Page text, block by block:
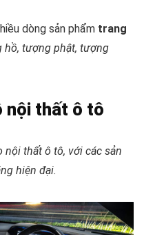
dòng sản phẩm trang
hồ, tượng phật, tượng
nội thất ô tô
nội thất ô tô, với các sản
hiện đại.